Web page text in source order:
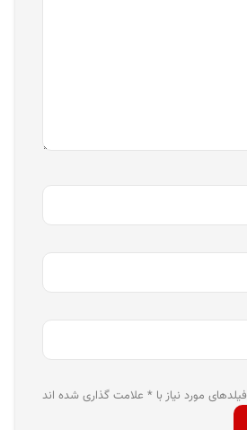
فیلدهای مورد نیاز با * علامت گذاری شده اند